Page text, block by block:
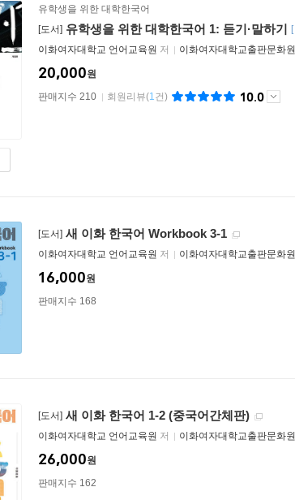
유학생을 위한 대학한국어
[도서] 유학생을 위한 대학한국어 1: 듣기·말하기 [
이화여자대학교 언어교육원 저 이화여자대학교출판문화원
20,000원
판매지수 210
회원리뷰(1건) 10.0
[도서] 새 이화 한국어 Workbook 3-1
이화여자대학교 언어교육원 저 이화여자대학교출판문화원
16,000원
판매지수 168
[도서] 새 이화 한국어 1-2 (중국어간체판)
이화여자대학교 언어교육원 저 이화여자대학교출판문화원
26,000원
판매지수 162